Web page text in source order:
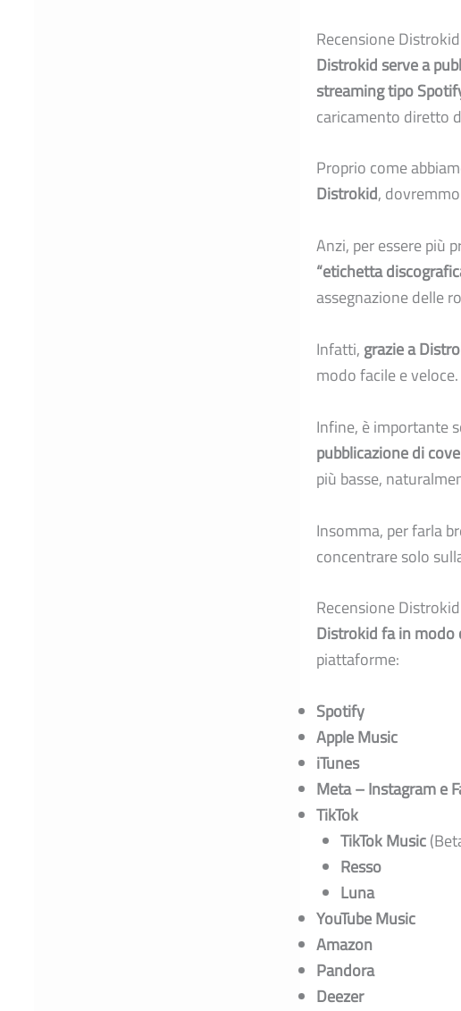
Recensione
Distrokid serve a
streaming tipo
caricamento diretto
Proprio come
Distrokid,
Anzi, per essere più
“etichetta
assegnazione delle
Infatti, grazie a
modo facile e veloce.
Infine, è importante
pubblicazione di
più basse,
Insomma, per farla
concentrare solo
Recensione
Distrokid fa in modo
piattaforme:
Spotify
Apple Music
iTunes
Meta – Instagram e
TikTok
TikTok Music
Resso
Luna
YouTube Music
Amazon
Pandora
Deezer